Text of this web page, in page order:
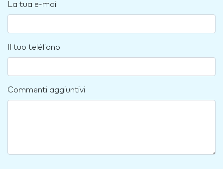
La tua e-mail
Il tuo teléfono
Commenti aggiuntivi